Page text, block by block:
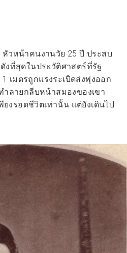
หัวหน้าคนงานวัย 25 ปี ประสบ
งที่สุดในประวัติศาสตร์ที่รัฐ
เมตรถูกแรงระเบิดส่งพุ่งออก
ลายกลีบหน้าสมองของเขา
ยงรอดชีวิตเท่านั้น แต่ยังเดินไป